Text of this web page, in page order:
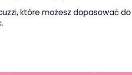
które możesz dopasować